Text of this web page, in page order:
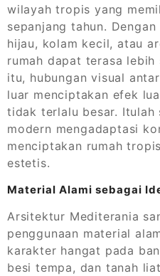
wilayah tropis yang
sepanjang tahun.
hijau, kolam kecil, atau
rumah dapat terasa lebih
itu, hubungan visual
luar menciptakan efek
tidak terlalu besar. Itulah
modern mengadaptasi
menciptakan rumah
estetis.
Material Alami sebagai
Arsitektur Mediterania
penggunaan material
karakter hangat pada
besi tempa, dan tanah